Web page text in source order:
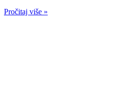
Pročitaj više »